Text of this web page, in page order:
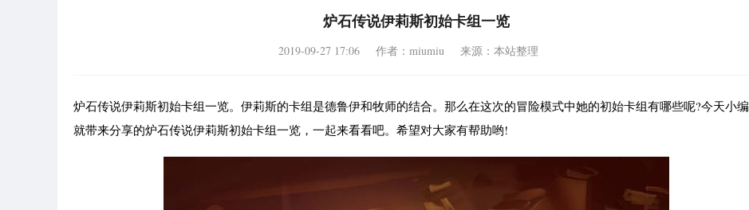
炉石传说伊莉斯初始卡组一览
2019-09-27 17:06 作者：miumiu 来源：本站整理
炉石传说伊莉斯初始卡组一览。伊莉斯的卡组是德鲁伊和牧师的结合。那么在这次的冒险模式中她的初始卡组有哪些呢?今天小编
就带来分享的炉石传说伊莉斯初始卡组一览，一起来看看吧。希望对大家有帮助哟!